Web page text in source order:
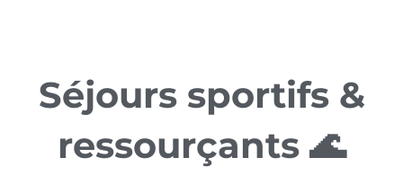
Séjours sportifs &
ressourçants 🌊